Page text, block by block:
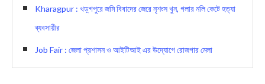
Kharagpur : খড়্গপুরে জমি বিবাদের জেরে নৃশংস খুন, গলার নলি কেটে হত্যা
ব্যবসায়ীর
Job Fair : জেলা প্রশাসন ও আইটিআই এর উদ্যোগে রোজগার মেলা